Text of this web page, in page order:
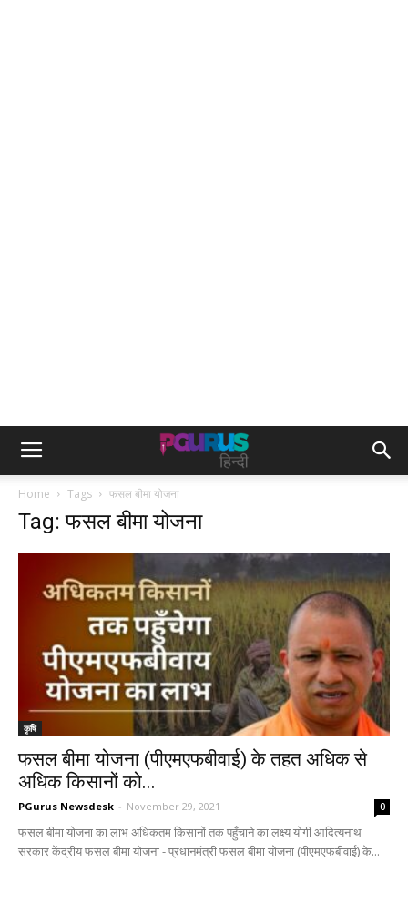
Home Tags फसल बीमा योजना
Tag: फसल बीमा योजना
कृषि
फसल बीमा योजना (पीएमएफबीवाई) के तहत अधिक से
अधिक किसानों को...
PGurus Newsdesk - November 29, 2021 0
फसल बीमा योजना का लाभ अधिकतम किसानों तक पहुँचाने का लक्ष्य योगी आदित्यनाथ
सरकार केंद्रीय फसल बीमा योजना - प्रधानमंत्री फसल बीमा योजना (पीएमएफबीवाई) के...